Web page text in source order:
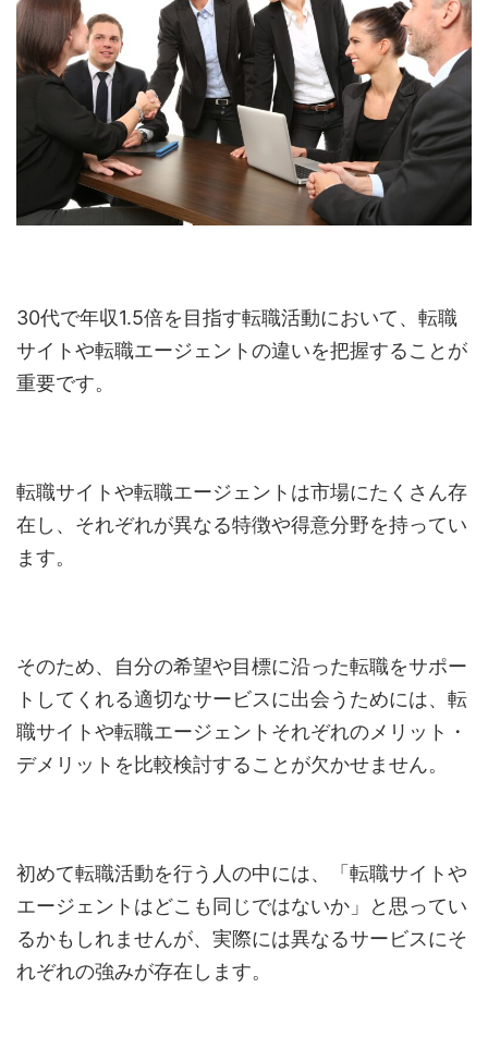
30代で年収1.5倍を目指す転職活動において、転職
サイトや転職エージェントの違いを把握することが
重要です。
転職サイトや転職エージェントは市場にたくさん存
在し、それぞれが異なる特徴や得意分野を持ってい
ます。
そのため、自分の希望や目標に沿った転職をサポー
トしてくれる適切なサービスに出会うためには、転
職サイトや転職エージェントそれぞれのメリット・
デメリットを比較検討することが欠かせません。
初めて転職活動を行う人の中には、「転職サイトや
エージェントはどこも同じではないか」と思ってい
るかもしれませんが、実際には異なるサービスにそ
れぞれの強みが存在します。